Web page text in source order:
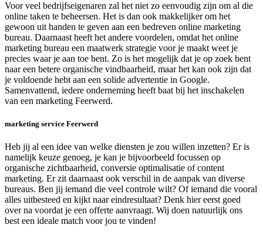
Voor veel bedrijfseigenaren zal het niet zo eenvoudig zijn om al die
online taken te beheersen. Het is dan ook makkelijker om het
gewoon uit handen te geven aan een bedreven online marketing
bureau. Daarnaast heeft het andere voordelen, omdat het online
marketing bureau een maatwerk strategie voor je maakt weet je
precies waar je aan toe bent. Zo is het mogelijk dat je op zoek bent
naar een betere organische vindbaarheid, maar het kan ook zijn dat
je voldoende hebt aan een solide advertentie in Google.
Samenvattend, iedere onderneming heeft baat bij het inschakelen
van een marketing Feerwerd.
marketing service Feerwerd
Heb jij al een idee van welke diensten je zou willen inzetten? Er is
namelijk keuze genoeg, je kan je bijvoorbeeld focussen op
organische zichtbaarheid, conversie optimalisatie of content
marketing. Er zit daarnaast ook verschil in de aanpak van diverse
bureaus. Ben jij iemand die veel controle wilt? Of iemand die vooral
alles uitbesteed en kijkt naar eindresultaat? Denk hier eerst goed
over na voordat je een offerte aanvraagt. Wij doen natuurlijk ons
best een ideale match voor jou te vinden!